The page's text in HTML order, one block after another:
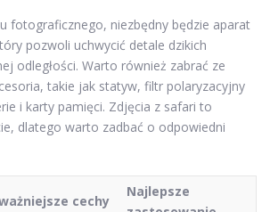
fotograficznego, niezbędny będzie aparat
pozwoli uchwycić detale dzikich
odległości. Warto również zabrać ze
takie jak statyw, filtr polaryzacyjny
i karty pamięci. Zdjęcia z safari to
dlatego warto zadbać o odpowiedni
cechy
Najlepsze